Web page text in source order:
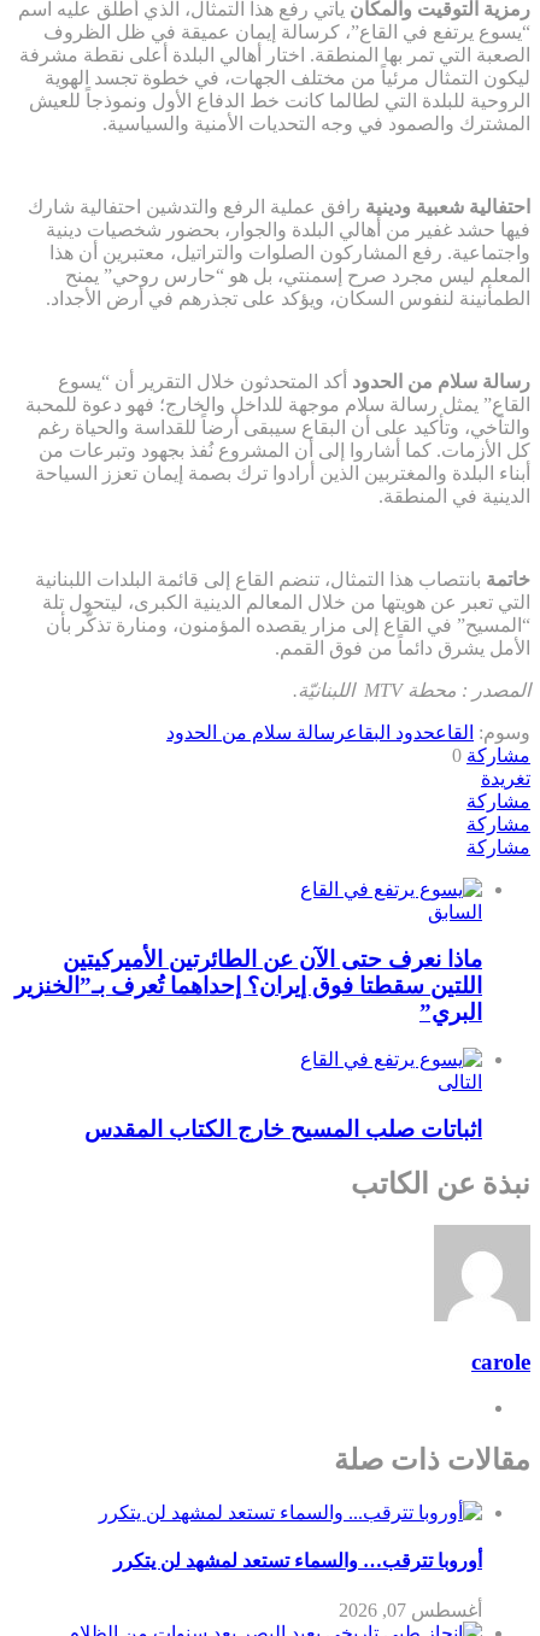
رمزية التوقيت والمكان يأتي رفع هذا التمثال، الذي أُطلق عليه اسم
“يسوع يرتفع في القاع”، كرسالة إيمان عميقة في ظل الظروف
الصعبة التي تمر بها المنطقة. اختار أهالي البلدة أعلى نقطة مشرفة
ليكون التمثال مرئياً من مختلف الجهات، في خطوة تجسد الهوية
الروحية للبلدة التي لطالما كانت خط الدفاع الأول ونموذجاً للعيش
المشترك والصمود في وجه التحديات الأمنية والسياسية.
احتفالية شعبية ودينية رافق عملية الرفع والتدشين احتفالية شارك
فيها حشد غفير من أهالي البلدة والجوار، بحضور شخصيات دينية
واجتماعية. رفع المشاركون الصلوات والتراتيل، معتبرين أن هذا
المعلم ليس مجرد صرح إسمنتي، بل هو “حارس روحي” يمنح
الطمأنينة لنفوس السكان، ويؤكد على تجذرهم في أرض الأجداد.
رسالة سلام من الحدود أكد المتحدثون خلال التقرير أن “يسوع
القاع” يمثل رسالة سلام موجهة للداخل والخارج؛ فهو دعوة للمحبة
والتآخي، وتأكيد على أن البقاع سيبقى أرضاً للقداسة والحياة رغم
كل الأزمات. كما أشاروا إلى أن المشروع نُفذ بجهود وتبرعات من
أبناء البلدة والمغتربين الذين أرادوا ترك بصمة إيمان تعزز السياحة
الدينية في المنطقة.
خاتمة بانتصاب هذا التمثال، تنضم القاع إلى قائمة البلدات اللبنانية
التي تعبر عن هويتها من خلال المعالم الدينية الكبرى، ليتحول تلة
“المسيح” في القاع إلى مزار يقصده المؤمنون، ومنارة تذكّر بأن
الأمل يشرق دائماً من فوق القمم.
المصدر : محطة MTV اللبنانيّة.
وسوم: القاعحدود البقاعرسالة سلام من الحدود
مشاركة 0
تغريدة
مشاركة
مشاركة
مشاركة
السابق
ماذا نعرف حتى الآن عن الطائرتين الأميركيتين
اللتين سقطتا فوق إيران؟ إحداهما تُعرف بـ”الخنزير
البري”
التالى
اثباتات صلب المسيح خارج الكتاب المقدس
نبذة عن الكاتب
carole
مقالات ذات صلة
أوروبا تترقب… والسماء تستعد لمشهد لن يتكرر
أغسطس 07, 2026